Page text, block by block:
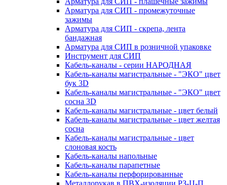
Арматура для СИП - промежуточные
зажимы
Арматура для СИП - скрепа, лента
бандажная
Арматура для СИП в розничной упаковке
Инструмент для СИП
Кабель-каналы - серии НАРОДНАЯ
Кабель-каналы магистральные - "ЭКО" цвет
бук 3D
Кабель-каналы магистральные - "ЭКО" цвет
сосна 3D
Кабель-каналы магистральные - цвет белый
Кабель-каналы магистральные - цвет желтая
сосна
Кабель-каналы магистральные - цвет
слоновая кость
Кабель-каналы напольные
Кабель-каналы парапетные
Кабель-каналы перфорированные
Металлорукав в ПВХ-изоляции РЗ-Ц-П